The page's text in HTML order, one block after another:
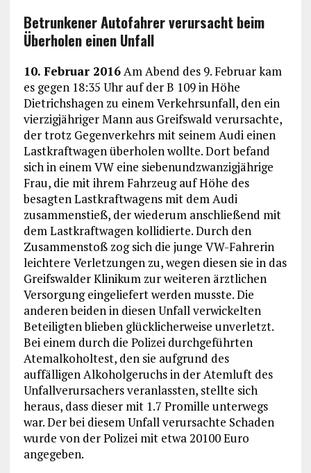
Betrunkener Autofahrer verursacht beim
Überholen einen Unfall
10. Februar 2016Am Abend des 9. Februar kam
es gegen 18:35 Uhr auf der B 109 in Höhe
Dietrichshagen zu einem Verkehrsunfall, den ein
vierzigjähriger Mann aus Greifswald verursachte,
der trotz Gegenverkehrs mit seinem Audi einen
Lastkraftwagen überholen wollte. Dort befand
sich in einem VW eine siebenundzwanzigjährige
Frau, die mit ihrem Fahrzeug auf Höhe des
besagten Lastkraftwagens mit dem Audi
zusammenstieß, der wiederum anschließend mit
dem Lastkraftwagen kollidierte. Durch den
Zusammenstoß zog sich die junge VW-Fahrerin
leichtere Verletzungen zu, wegen diesen sie in das
Greifswalder Klinikum zur weiteren ärztlichen
Versorgung eingeliefert werden musste. Die
anderen beiden in diesen Unfall verwickelten
Beteiligten blieben glücklicherweise unverletzt.
Bei einem durch die Polizei durchgeführten
Atemalkoholtest, den sie aufgrund des
auffälligen Alkoholgeruchs in der Atemluft des
Unfallverursachers veranlassten, stellte sich
heraus, dass dieser mit 1.7 Promille unterwegs
war. Der bei diesem Unfall verursachte Schaden
wurde von der Polizei mit etwa 20100 Euro
angegeben.